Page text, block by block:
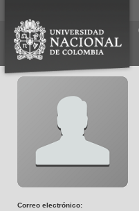
Correo electrónico: